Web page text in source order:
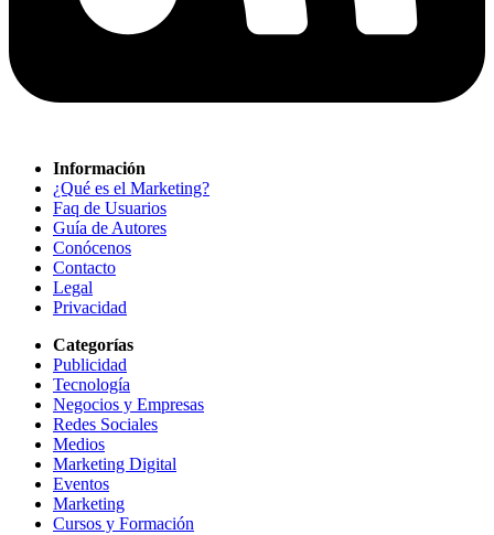
Información
¿Qué es el Marketing?
Faq de Usuarios
Guía de Autores
Conócenos
Contacto
Legal
Privacidad
Categorías
Publicidad
Tecnología
Negocios y Empresas
Redes Sociales
Medios
Marketing Digital
Eventos
Marketing
Cursos y Formación